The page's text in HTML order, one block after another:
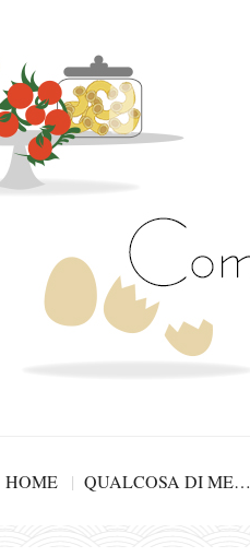
HOME QUALCOSA DI ME…